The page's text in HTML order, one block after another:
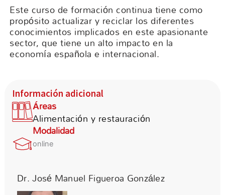
Este curso de formación continua tiene como
propósito actualizar y reciclar los diferentes
conocimientos implicados en este apasionante
sector, que tiene un alto impacto en la
economía española e internacional.
Información adicional
Áreas
Alimentación y restauración
Modalidad
online
Dr. José Manuel Figueroa González